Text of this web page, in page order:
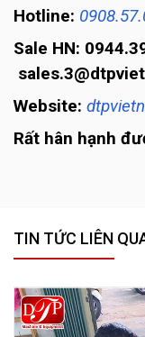
Hotline:
Sale HN:
Website:
Rất hân hạnh
TIN TỨC LIÊN